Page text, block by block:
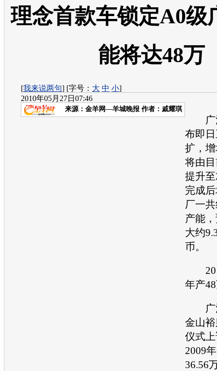
理念首款车锁定A0级
能将达48万
[我来说两句] [字号： 大 中 小]
2010年05月27日07:46
来源： 金羊网—羊城晚报 作者：戚耀琪
广
布即
扩，
将由
提升
完成
厂一
产能
大约
币
年产
广
金山
仪式
2009
36.56